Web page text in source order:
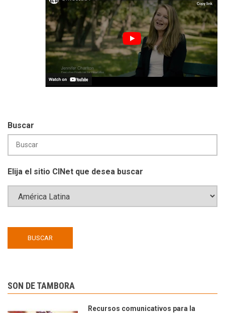
Buscar
Elija el sitio CINet que desea buscar
SON DE TAMBORA
Recursos comunicativos para la